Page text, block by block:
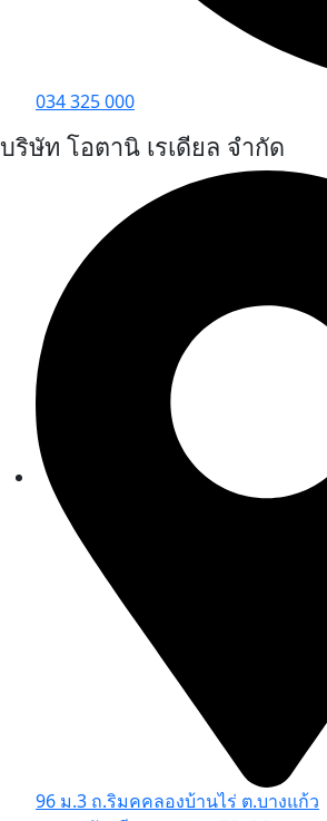
034 325 000
บริษัท โอตานิ เรเดียล จำกัด
96 ม.3 ถ.ริมคคลองบ้านไร่ ต.บางแก้ว